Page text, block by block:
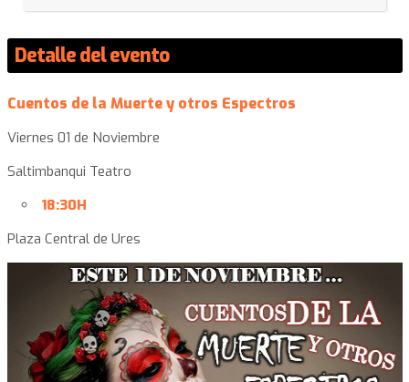
Detalle del evento
Cuentos de la Muerte y otros Espectros
Viernes 01 de Noviembre
Saltimbanqui Teatro
18:30H
Plaza Central de Ures